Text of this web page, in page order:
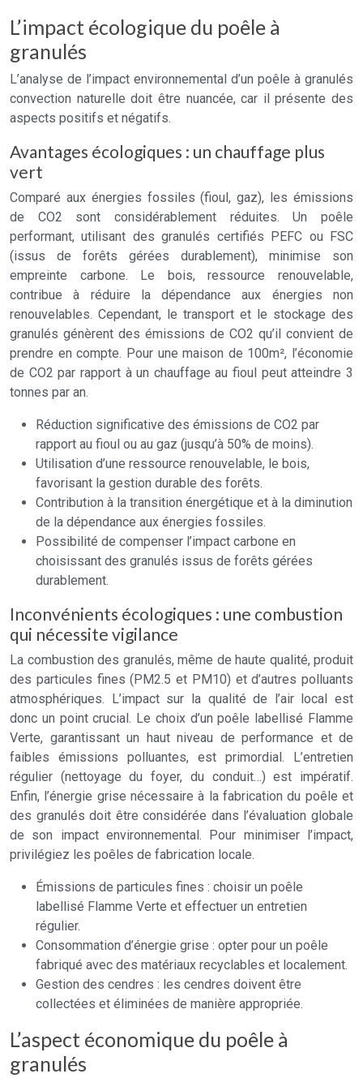
L’impact écologique du poêle à
granulés
L’analyse de l’impact environnemental d’un poêle à granulés
convection naturelle doit être nuancée, car il présente des
aspects positifs et négatifs.
Avantages écologiques : un chauffage plus
vert
Comparé aux énergies fossiles (fioul, gaz), les émissions
de CO2 sont considérablement réduites. Un poêle
performant, utilisant des granulés certifiés PEFC ou FSC
(issus de forêts gérées durablement), minimise son
empreinte carbone. Le bois, ressource renouvelable,
contribue à réduire la dépendance aux énergies non
renouvelables. Cependant, le transport et le stockage des
granulés génèrent des émissions de CO2 qu’il convient de
prendre en compte. Pour une maison de 100m², l’économie
de CO2 par rapport à un chauffage au fioul peut atteindre 3
tonnes par an.
Réduction significative des émissions de CO2 par
rapport au fioul ou au gaz (jusqu’à 50% de moins).
Utilisation d’une ressource renouvelable, le bois,
favorisant la gestion durable des forêts.
Contribution à la transition énergétique et à la diminution
de la dépendance aux énergies fossiles.
Possibilité de compenser l’impact carbone en
choisissant des granulés issus de forêts gérées
durablement.
Inconvénients écologiques : une combustion
qui nécessite vigilance
La combustion des granulés, même de haute qualité, produit
des particules fines (PM2.5 et PM10) et d’autres polluants
atmosphériques. L’impact sur la qualité de l’air local est
donc un point crucial. Le choix d’un poêle labellisé Flamme
Verte, garantissant un haut niveau de performance et de
faibles émissions polluantes, est primordial. L’entretien
régulier (nettoyage du foyer, du conduit…) est impératif.
Enfin, l’énergie grise nécessaire à la fabrication du poêle et
des granulés doit être considérée dans l’évaluation globale
de son impact environnemental. Pour minimiser l’impact,
privilégiez les poêles de fabrication locale.
Émissions de particules fines : choisir un poêle
labellisé Flamme Verte et effectuer un entretien
régulier.
Consommation d’énergie grise : opter pour un poêle
fabriqué avec des matériaux recyclables et localement.
Gestion des cendres : les cendres doivent être
collectées et éliminées de manière appropriée.
L’aspect économique du poêle à
granulés